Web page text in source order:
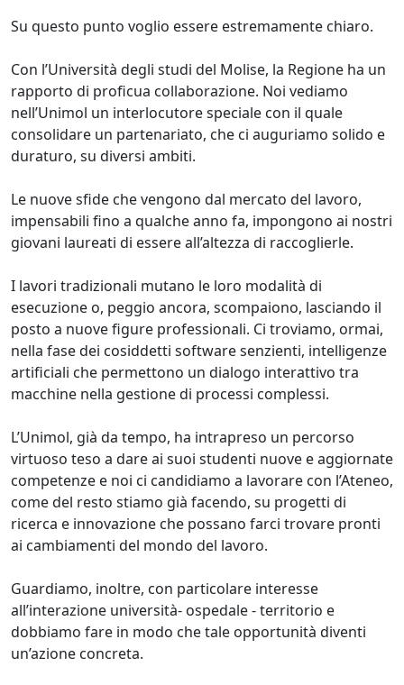
Su questo punto voglio essere estremamente chiaro.
Con l’Università degli studi del Molise, la Regione ha un
rapporto di proficua collaborazione. Noi vediamo
nell’Unimol un interlocutore speciale con il quale
consolidare un partenariato, che ci auguriamo solido e
duraturo, su diversi ambiti.
Le nuove sfide che vengono dal mercato del lavoro,
impensabili fino a qualche anno fa, impongono ai nostri
giovani laureati di essere all’altezza di raccoglierle.
I lavori tradizionali mutano le loro modalità di
esecuzione o, peggio ancora, scompaiono, lasciando il
posto a nuove figure professionali. Ci troviamo, ormai,
nella fase dei cosiddetti software senzienti, intelligenze
artificiali che permettono un dialogo interattivo tra
macchine nella gestione di processi complessi.
L’Unimol, già da tempo, ha intrapreso un percorso
virtuoso teso a dare ai suoi studenti nuove e aggiornate
competenze e noi ci candidiamo a lavorare con l’Ateneo,
come del resto stiamo già facendo, su progetti di
ricerca e innovazione che possano farci trovare pronti
ai cambiamenti del mondo del lavoro.
Guardiamo, inoltre, con particolare interesse
all’interazione università- ospedale - territorio e
dobbiamo fare in modo che tale opportunità diventi
un’azione concreta.